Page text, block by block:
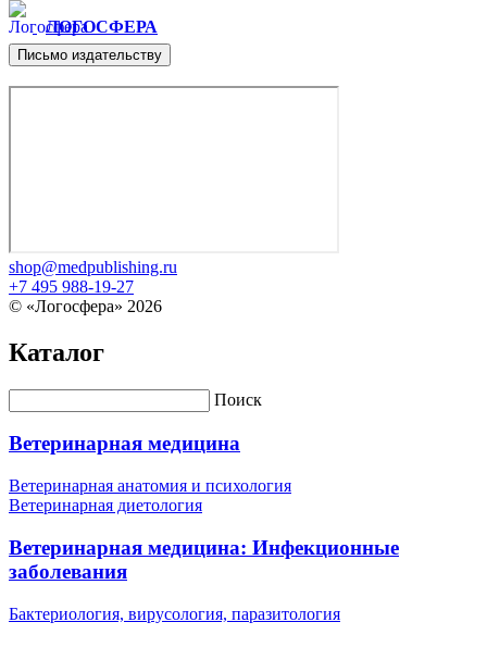
ЛОГОСФЕРА
Письмо издательству
shop@medpublishing.ru
+7 495 988-19-27
© «Логосфера» 2026
Каталог
Поиск
Ветеринарная медицина
Ветеринарная анатомия и психология
Ветеринарная диетология
Ветеринарная медицина: Инфекционные
заболевания
Бактериология, вирусология, паразитология